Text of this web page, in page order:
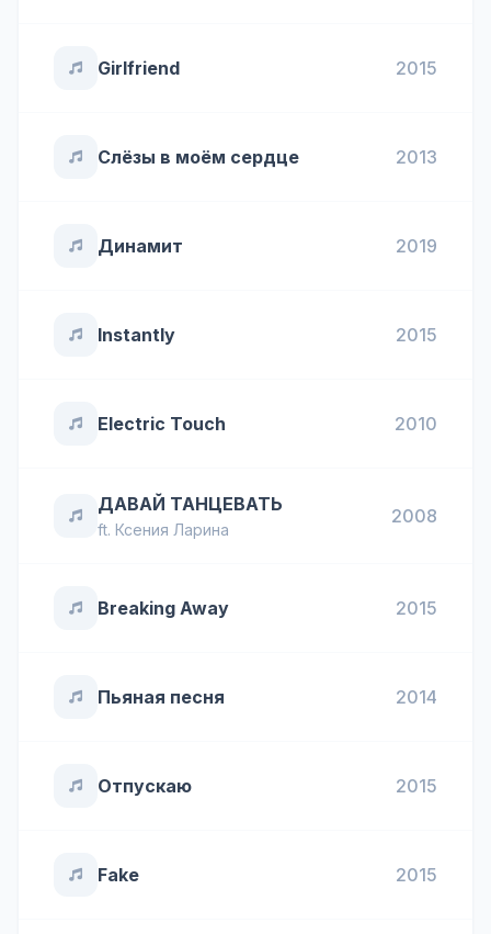
Girlfriend 2015
Слёзы в моём сердце 2013
Динамит 2019
Instantly 2015
Electric Touch 2010
ДАВАЙ ТАНЦЕВАТЬ
ft. Ксения Ларина
2008
Breaking Away 2015
Пьяная песня 2014
Отпускаю 2015
Fake 2015